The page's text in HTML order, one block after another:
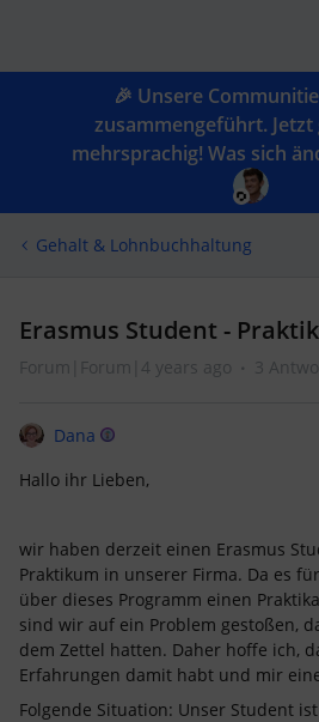
🎉 Unsere
zusammengeführt.
mehrsprachig! Was sich
Gehalt & Lohnbuchhaltung
Erasmus Student -
Forum|Forum|4 years ago 3
Dana
Hallo ihr Lieben,
wir haben derzeit einen Erasmus
Praktikum in unserer Firma. Da es
über dieses Programm einen
sind wir auf ein Problem gestoßen,
dem Zettel hatten. Daher hoffe ich,
Erfahrungen damit habt und mir
Folgende Situation: Unser Student